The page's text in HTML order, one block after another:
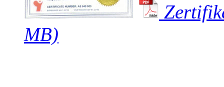
MB)